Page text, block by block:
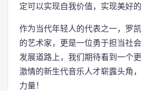
定可以实现自我价值，实现美好的
作为当代年轻人的代表之一，罗
的艺术家，更是一位勇于担当社
发展道路上，我们期待看到一个
激情的新生代音乐人才崭露头角
力量！